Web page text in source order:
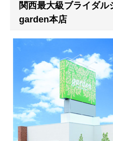
関西最大級ブライダル
garden本店